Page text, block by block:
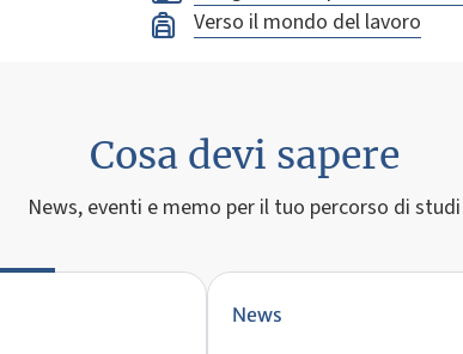
Verso il mondo del lavoro
Cosa devi sapere
News, eventi e memo per il tuo percorso di studi
News